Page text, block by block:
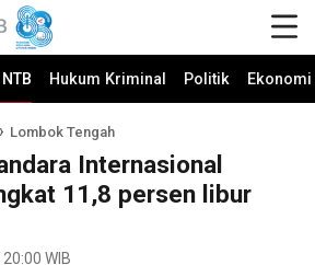
Hukum Kriminal Politik
Lombok Tengah
Internasional
11,8 persen libur
WIB